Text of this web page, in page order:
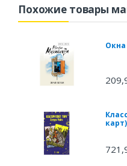
Похожие товары
Окна